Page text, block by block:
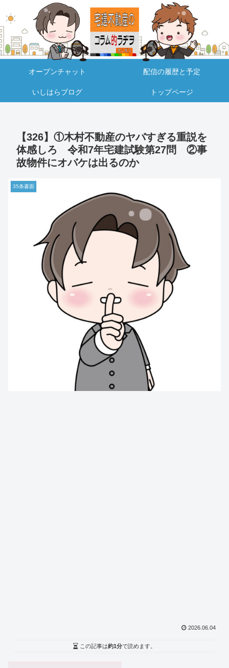
オープンチャット 配信の履歴と予定
いしはらブログ トップページ
【326】①木村不動産のヤバすぎる重説を
体感しろ 令和7年宅建試験第27問 ②事
故物件にオバケは出るのか
35条書面
2026.06.04
この記事は約1分で読めます。